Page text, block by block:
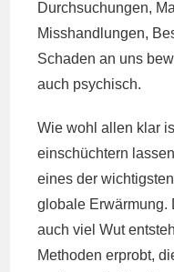
Durchsuchungen,
Misshandlungen,
Schaden an uns
auch psychisch.
Wie wohl allen klar
einschüchtern
eines der
globale Erwärmung.
auch viel Wut
Methoden erprobt,